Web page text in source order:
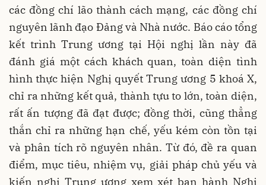
các đồng chí lão thành cách mạng, các đồng chí
nguyên lãnh đạo Đảng và Nhà nước. Báo cáo tổng
kết trình Trung ương tại Hội nghị lần này đã
đánh giá một cách khách quan, toàn diện tình
hình thực hiện Nghị quyết Trung ương 5 khoá X,
chỉ ra những kết quả, thành tựu to lớn, toàn diện,
rất ấn tượng đã đạt được; đồng thời, cũng thẳng
thắn chỉ ra những hạn chế, yếu kém còn tồn tại
và phân tích rõ nguyên nhân. Từ đó, đề ra quan
điểm, mục tiêu, nhiệm vụ, giải pháp chủ yếu và
kiến nghị Trung ương xem xét ban hành Nghị